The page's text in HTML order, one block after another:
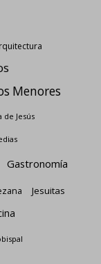
Menores
de Jesús
Gastronomía
Jesuitas